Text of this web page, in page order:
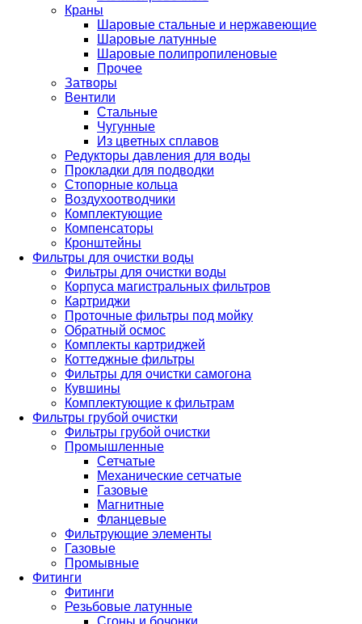
Краны
Шаровые стальные и нержавеющие
Шаровые латунные
Шаровые полипропиленовые
Прочее
Затворы
Вентили
Стальные
Чугунные
Из цветных сплавов
Редукторы давления для воды
Прокладки для подводки
Стопорные кольца
Воздухоотводчики
Комплектующие
Компенсаторы
Кронштейны
Фильтры для очистки воды
Фильтры для очистки воды
Корпуса магистральных фильтров
Картриджи
Проточные фильтры под мойку
Обратный осмос
Комплекты картриджей
Коттеджные фильтры
Фильтры для очистки самогона
Кувшины
Комплектующие к фильтрам
Фильтры грубой очистки
Фильтры грубой очистки
Промышленные
Сетчатые
Механические сетчатые
Газовые
Магнитные
Фланцевые
Фильтрующие элементы
Газовые
Промывные
Фитинги
Фитинги
Резьбовые латунные